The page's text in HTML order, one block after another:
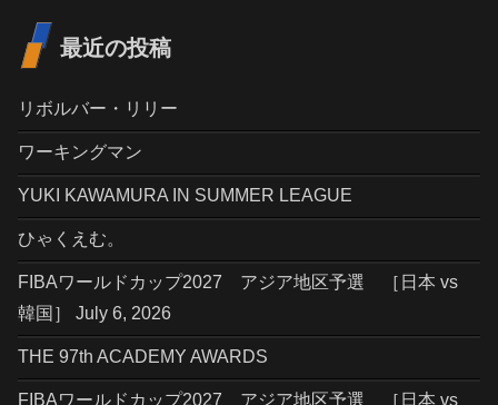
最近の投稿
リボルバー・リリー
ワーキングマン
YUKI KAWAMURA IN SUMMER LEAGUE
ひゃくえむ。
FIBAワールドカップ2027 アジア地区予選 ［日本 vs
韓国］ July 6, 2026
THE 97th ACADEMY AWARDS
FIBAワールドカップ2027 アジア地区予選 ［日本 vs